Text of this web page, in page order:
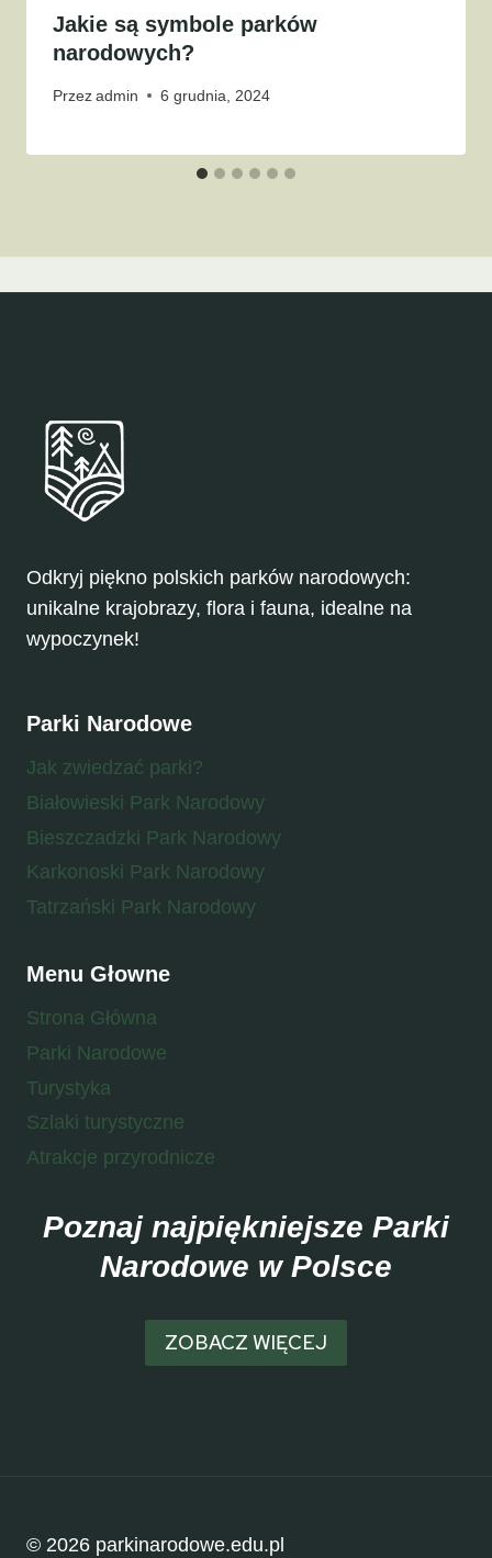
Jakie są symbole parków
narodowych?
Przezadmin 6 grudnia, 2024
Odkryj piękno polskich parków narodowych:
unikalne krajobrazy, flora i fauna, idealne na
wypoczynek!
Parki Narodowe
Jak zwiedzać parki?
Białowieski Park Narodowy
Bieszczadzki Park Narodowy
Karkonoski Park Narodowy
Tatrzański Park Narodowy
Menu Głowne
Strona Główna
Parki Narodowe
Turystyka
Szlaki turystyczne
Atrakcje przyrodnicze
Poznaj najpiękniejsze Parki
Narodowe w Polsce
ZOBACZ WIĘCEJ
© 2026 parkinarodowe.edu.pl